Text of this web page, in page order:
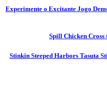
Experimente o Excitante Jogo
Spill Chicken Cross
Stinkin Steeped Harbors Tasuta